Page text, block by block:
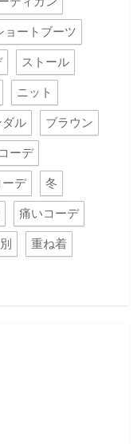
ョートブーツ
ストール
ニット
ダル ブラウン
ーデ
ーデ 冬
痛いコーデ
重ね着